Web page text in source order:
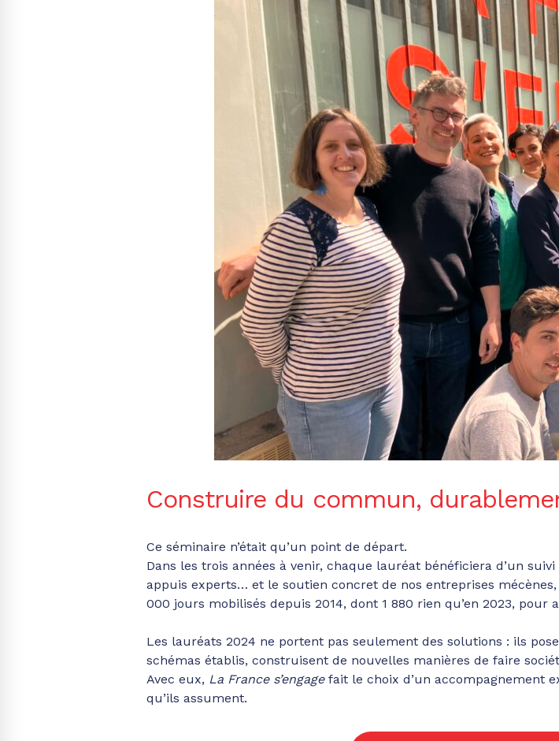
Construire du commun,
Ce séminaire n’était qu’un point de départ.
Dans les trois années à venir, chaque lauréat bénéficiera d’un
appuis experts… et le soutien concret de nos entreprises
000 jours mobilisés depuis 2014, dont 1 880 rien qu’en 2023, pour
Les lauréats 2024 ne portent pas seulement des solutions : ils
schémas établis, construisent de nouvelles manières de faire
Avec eux, La France s’engagefait le choix d’un accompagnement
qu’ils assument.